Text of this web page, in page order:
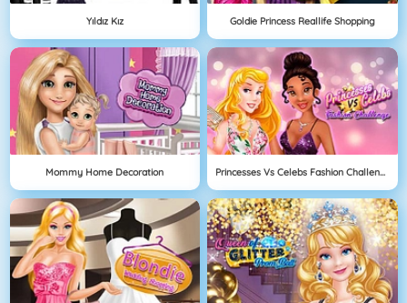
Yıldız Kız Goldie Princess Reallife Shopping
Mommy Home Decoration Princesses Vs Celebs Fashion Challenge